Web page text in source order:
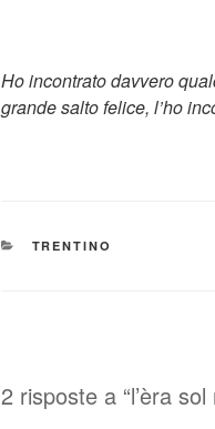
Ho incontrato davvero
grande salto felice, l’ho
CATEGORIE
TRENTINO
2 risposte a “l’èra